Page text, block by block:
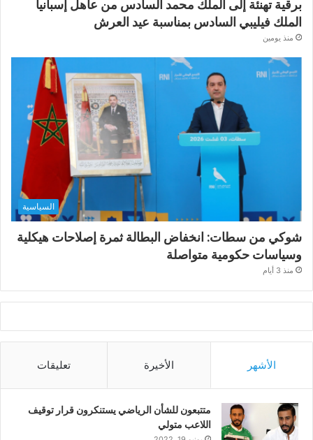
برقية تهنئة إلى الملك محمد السادس من عاهل إسبانيا
الملك فيليبي السادس بمناسبة عيد العرش
منذ يومين
السياسية
شوكي من سطات: انخفاض البطالة ثمرة إصلاحات هيكلية
وسياسات حكومية متواصلة
منذ 3 أيام
الأشهر الأخيرة تعليقات
متتبعون للشأن الرياضي يستنكرون قرار توقيف
اللاعب متولي